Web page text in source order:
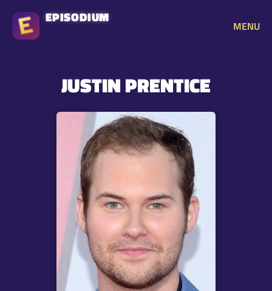
EPISODIUM
MENU
JUSTIN PRENTICE